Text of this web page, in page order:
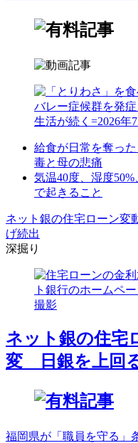
給食が日常を奪っ
毒と母の悲痛
気温40度、湿度
で起きること
ネット銀の住宅ローン
げ続出
深掘り
ネット銀の住宅
変 日銀を上回
福岡県が「職員を守る